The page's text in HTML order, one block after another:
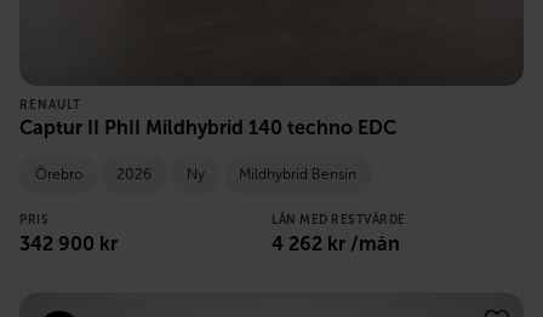
RENAULT
Captur II PhII Mildhybrid 140 techno EDC
Örebro 2026 Ny Mildhybrid Bensin
PRIS
342 900 kr
LÅN MED RESTVÄRDE
4 262 kr /mån